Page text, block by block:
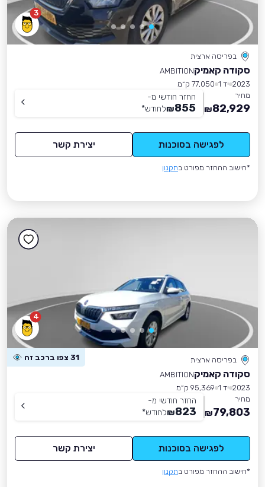
3
בפריסה ארצית
סקודה קאמיקAMBITION
2023 יד 1
77,050 ק״מ
מחיר
82,929
₪
החזר חודשי מ-
855
₪לחודש*
לפגישה בסוכנות יצירת קשר
*חישוב ההחזר מפורט בתקנון
4
בפריסה ארצית 31 צפו ברכב זה
סקודה קאמיקAMBITION
2023 יד 1
95,369 ק״מ
מחיר
79,803
₪
החזר חודשי מ-
823
₪לחודש*
לפגישה בסוכנות יצירת קשר
*חישוב ההחזר מפורט בתקנון